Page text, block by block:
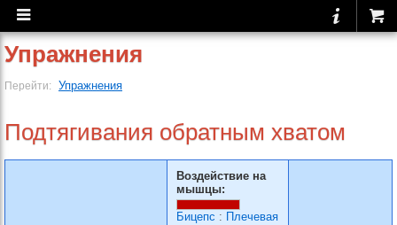
Упражнения
Перейти: Упражнения
Подтягивания обратным хватом
Воздействие на
мышцы:
Бицепс : Плечевая